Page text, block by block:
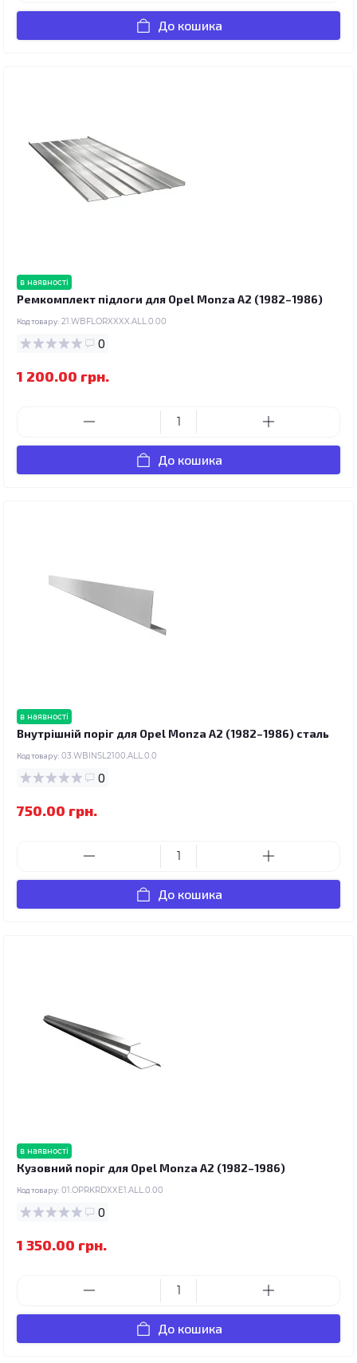
До кошика
в наявності
Ремкомплект підлоги для Opel Monza A2 (1982–1986)
Код товару: 21.WBFLORXXXX.ALL.0.00
0
1 200.00 грн.
До кошика
в наявності
Внутрішній поріг для Opel Monza A2 (1982–1986) сталь
Код товару: 03.WBINSL2100.ALL.0.0
0
750.00 грн.
До кошика
в наявності
Кузовний поріг для Opel Monza A2 (1982–1986)
Код товару: 01.OPRKRDXXE1.ALL.0.00
0
1 350.00 грн.
До кошика